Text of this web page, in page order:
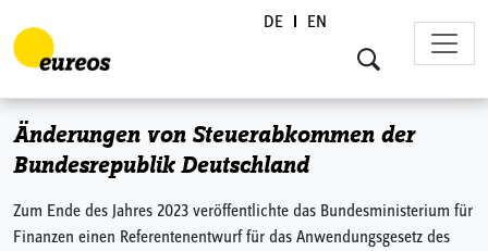
Skip to content
DE EN
Änderungen von Steuerabkommen der
Bundesrepublik Deutschland
Zum Ende des Jahres 2023 veröffentlichte das Bundesministerium für
Finanzen einen Referentenentwurf für das Anwendungsgesetz des